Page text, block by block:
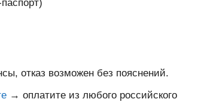
отказ возможен без пояснений.
→ оплатите из любого российского